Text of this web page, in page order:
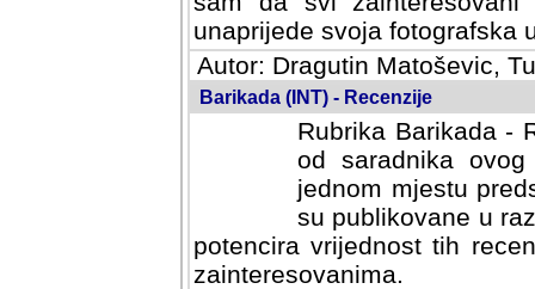
svoja fotografska umijeca.
Autor: Dragutin Matoševic,
Barikada (INT) - Recenzije
Rubrika Barikada -
od saradnika
jednom mjestu
su publikovane u
potencira vrijednost tih
zainteresovanima.